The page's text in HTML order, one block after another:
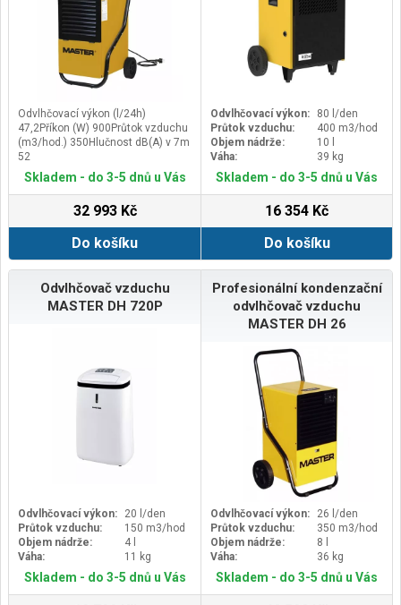
Odvlhčovací výkon (l/24h)
47,2Příkon (W) 900Průtok vzduchu
(m3/hod.) 350Hlučnost dB(A) v 7m
52
Skladem - do 3-5 dnů u Vás
32 993 Kč
Do košíku
Odvlhčovací výkon:
80 l/den
Průtok vzduchu:
400 m3/hod
Objem nádrže:
10 l
Váha:
39 kg
Skladem - do 3-5 dnů u Vás
16 354 Kč
Do košíku
Odvlhčovač vzduchu
MASTER DH 720P
Odvlhčovací výkon:
20 l/den
Průtok vzduchu:
150 m3/hod
Objem nádrže:
4 l
Váha:
11 kg
Skladem - do 3-5 dnů u Vás
Profesionální kondenzační
odvlhčovač vzduchu
MASTER DH 26
Odvlhčovací výkon:
26 l/den
Průtok vzduchu:
350 m3/hod
Objem nádrže:
8 l
Váha:
36 kg
Skladem - do 3-5 dnů u Vás